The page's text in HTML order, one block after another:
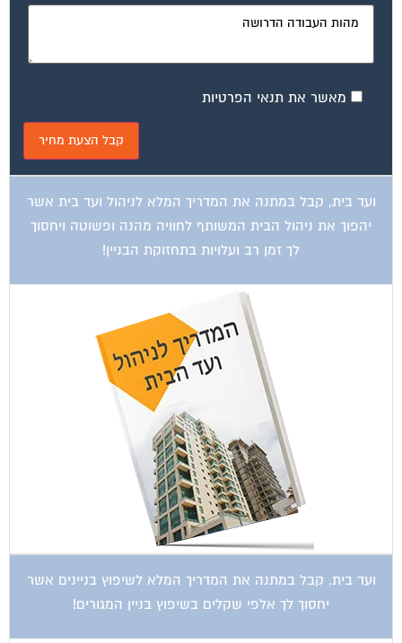
מאשר את תנאי הפרטיות
ועד בית, קבל במתנה את המדריך המלא לניהול ועד בית אשר
יהפוך את ניהול הבית המשותף לחוויה מהנה ופשוטה ויחסוך
לך זמן רב ועלויות בתחזוקת הבניין!
ועד בית, קבל במתנה את המדריך המלא לשיפוץ בניינים אשר
יחסוך לך אלפי שקלים בשיפוץ בניין המגורים!